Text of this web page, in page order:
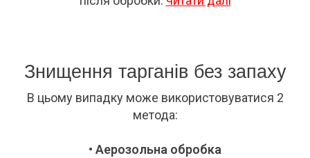
Знищення тарганів без запаху
В цьому випадку може використовуватися 2
метода:
• Аерозольна обробка